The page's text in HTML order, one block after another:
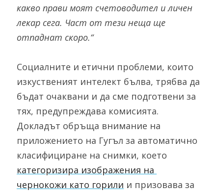
какво прави моят счетоводител и личен
лекар сега. Част от тези неща ще
отпаднат скоро.“
Социалните и етични проблеми, които
изкуственият интелект бълва, трябва да
бъдат очаквани и да сме подготвени за
тях, предупреждава комисията.
Докладът обръща внимание на
приложението на Гугъл за автоматично
категоризира изображения на
чернокожи като горили и призовава за